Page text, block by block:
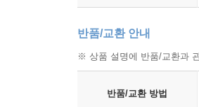
반품/교환 안내
※ 상품 설명에 반품/교환과
반품/교환 방법